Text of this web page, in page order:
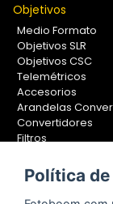
Objetivos
Medio Formato
Objetivos SLR
Objetivos CSC
Telemétricos
Accesorios
Arandelas
Convertidores
Filtros
Calibradores
Soportes
Política